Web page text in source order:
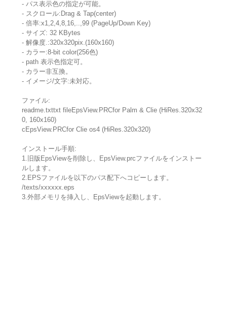
- パス表示色の指定が可能。
- スクロール:Drag & Tap(center)
- 倍率:x1,2,4,8,16,..,99 (PageUp/Down Key)
- サイズ: 32 KBytes
- 解像度.:320x320pix.(160x160)
- カラー:8-bit color(256色)
- path 表示色指定可。
- カラー非互換。
- イメージ/文字:未対応。
ファイル:
readme.txttxt fileEpsView.PRCfor Palm & Clie (HiRes.320x32
0, 160x160)
cEpsView.PRCfor Clie os4 (HiRes.320x320)
インストール手順:
1.旧版EpsViewを削除し、EpsView.prcファイルをインストー
ルします。
2.EPSファイルを以下のパス配下へコピーします。
/texts/xxxxxx.eps
3.外部メモリを挿入し、EpsViewを起動します。